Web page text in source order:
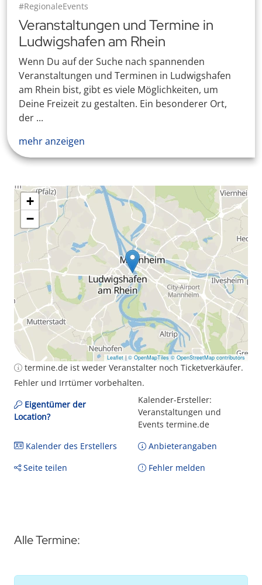
#RegionaleEvents
Veranstaltungen und Termine in
Ludwigshafen am Rhein
Wenn Du auf der Suche nach spannenden
Veranstaltungen und Terminen in Ludwigshafen
am Rhein bist, gibt es viele Möglichkeiten, um
Deine Freizeit zu gestalten. Ein besonderer Ort,
der ...
mehr anzeigen
+
−
Leaflet | © OpenMapTiles © OpenStreetMap contributors
termine.de ist weder Veranstalter noch Ticketverkäufer.
Fehler und Irrtümer vorbehalten.
Eigentümer der
Location?
Kalender-Ersteller:
Veranstaltungen und
Events termine.de
Kalender des Erstellers
Anbieterangaben
Seite teilen
Fehler melden
Alle Termine: